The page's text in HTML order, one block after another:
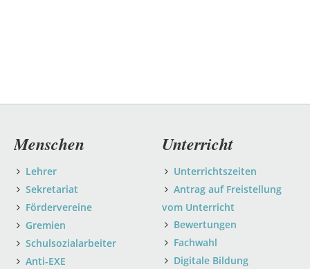
Navigation
Menschen
Lehrer
Sekretariat
Fördervereine
Gremien
Schulsozialarbeiter
Anti-EXE
Unterricht
Unterrichtszeiten
Antrag auf Freistellung
vom Unterricht
Bewertungen
Fachwahl
Digitale Bildung